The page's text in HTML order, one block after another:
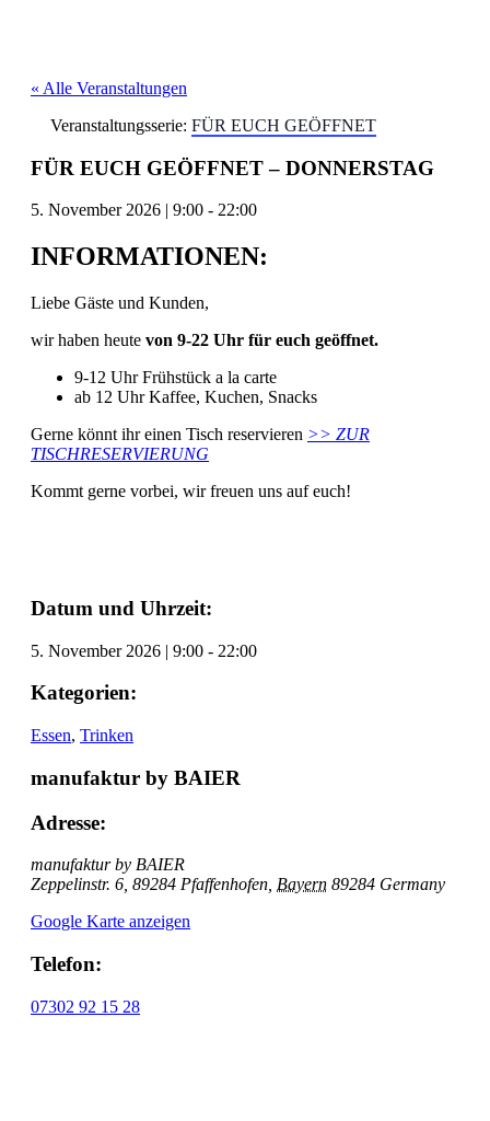
« Alle Veranstaltungen
Veranstaltungsserie: FÜR EUCH GEÖFFNET
FÜR EUCH GEÖFFNET – DONNERSTAG
5. November 2026 | 9:00 - 22:00
INFORMATIONEN:
Liebe Gäste und Kunden,
wir haben heute von 9-22 Uhr für euch geöffnet.
9-12 Uhr Frühstück a la carte
ab 12 Uhr Kaffee, Kuchen, Snacks
Gerne könnt ihr einen Tisch reservieren >> ZUR
TISCHRESERVIERUNG
Kommt gerne vorbei, wir freuen uns auf euch!
Datum und Uhrzeit:
5. November 2026 | 9:00 - 22:00
Kategorien:
Essen, Trinken
manufaktur by BAIER
Adresse:
manufaktur by BAIER
Zeppelinstr. 6, 89284 Pfaffenhofen Bayern 89284 Germany
Google Karte anzeigen
Telefon:
07302 92 15 28